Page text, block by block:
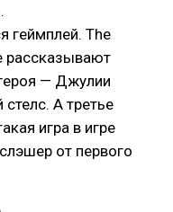
геймплей. The
рассказывают
— Джулии
А третье
игра в игре
от первого